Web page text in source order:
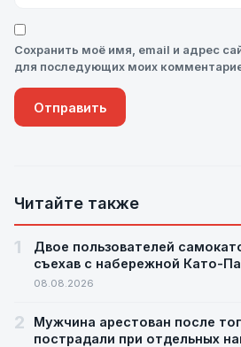
Сохранить моё имя, email и адрес
для последующих моих
Читайте также
1
Двое пользователей
съехав с набережной Като-
08.08.2026
2
Мужчина арестован после
пострадали при отдельных